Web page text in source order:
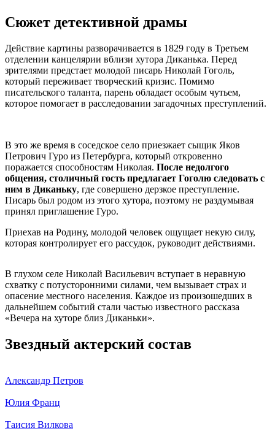
Сюжет детективной драмы
Действие картины разворачивается в 1829 году в Третьем
отделении канцелярии вблизи хутора Диканька. Перед
зрителями предстает молодой писарь Николай Гоголь,
который переживает творческий кризис. Помимо
писательского таланта, парень обладает особым чутьем,
которое помогает в расследовании загадочных преступлений.
В это же время в соседское село приезжает сыщик Яков
Петрович Гуро из Петербурга, который откровенно
поражается способностям Николая. После недолгого
общения, столичный гость предлагает Гоголю следовать с
ним в Диканьку, где совершено дерзкое преступление.
Писарь был родом из этого хутора, поэтому не раздумывая
принял приглашение Гуро.
Приехав на Родину, молодой человек ощущает некую силу,
которая контролирует его рассудок, руководит действиями.
В глухом селе Николай Васильевич вступает в неравную
схватку с потусторонними силами, чем вызывает страх и
опасение местного населения. Каждое из произошедших в
дальнейшем событий стали частью известного рассказа
«Вечера на хуторе близ Диканьки».
Звездный актерский состав
Александр Петров
Юлия Франц
Таисия Вилкова